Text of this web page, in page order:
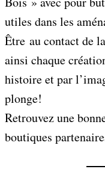
utiles dans les
Être au contact de
ainsi chaque
histoire et par
plonge!
Retrouvez une
boutiques